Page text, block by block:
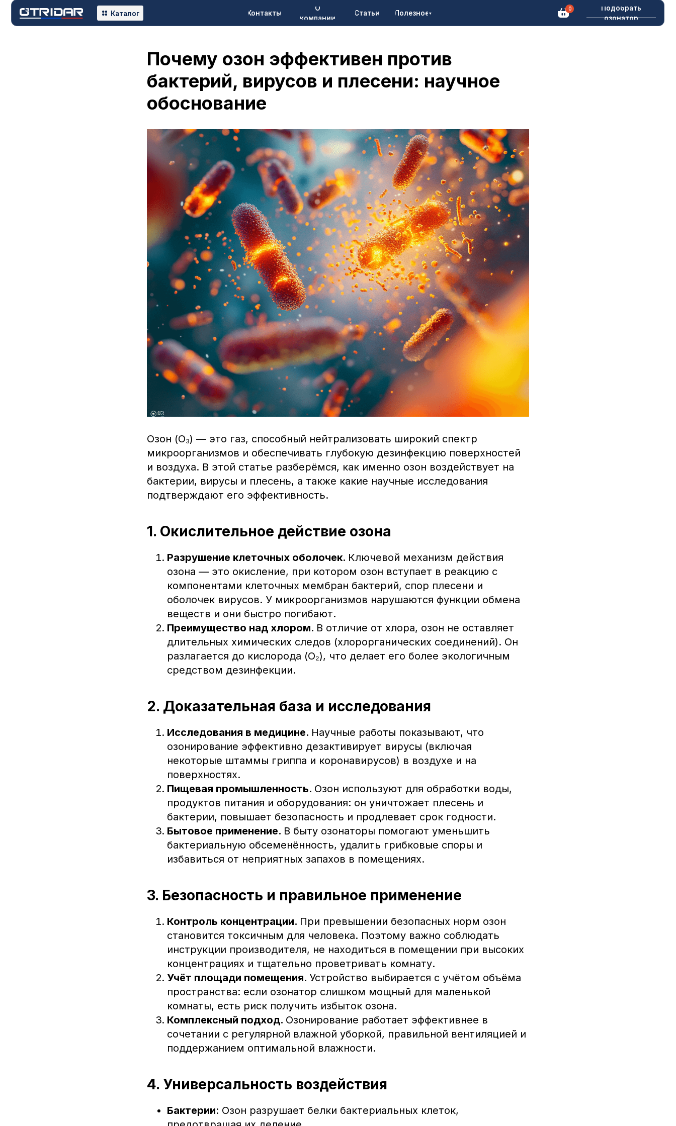
Каталог
Подобрать
озонатор
Полезное
Статьи
компании
Контакты
Почему озон эффективен против
бактерий, вирусов и плесени: научное
обоснование
Озон (O₃) — это газ, способный нейтрализовать широкий спектр
микроорганизмов и обеспечивать глубокую дезинфекцию поверхностей
и воздуха. В этой статье разберёмся, как именно озон воздействует на
бактерии, вирусы и плесень, а также какие научные исследования
подтверждают его эффективность.
1. Окислительное действие озона
Разрушение клеточных оболочек. Ключевой механизм действия
озона — это окисление, при котором озон вступает в реакцию с
компонентами клеточных мембран бактерий, спор плесени и
оболочек вирусов. У микроорганизмов нарушаются функции обмена
веществ и они быстро погибают.
Преимущество над хлором. В отличие от хлора, озон не оставляет
длительных химических следов (хлорорганических соединений). Он
разлагается до кислорода (O₂), что делает его более экологичным
средством дезинфекции.
2. Доказательная база и исследования
Исследования в медицине. Научные работы показывают, что
озонирование эффективно дезактивирует вирусы (включая
некоторые штаммы гриппа и коронавирусов) в воздухе и на
поверхностях.
Пищевая промышленность. Озон используют для обработки воды,
продуктов питания и оборудования: он уничтожает плесень и
бактерии, повышает безопасность и продлевает срок годности.
Бытовое применение. В быту озонаторы помогают уменьшить
бактериальную обсеменённость, удалить грибковые споры и
избавиться от неприятных запахов в помещениях.
3. Безопасность и правильное применение
Контроль концентрации. При превышении безопасных норм озон
становится токсичным для человека. Поэтому важно соблюдать
инструкции производителя, не находиться в помещении при высоких
концентрациях и тщательно проветривать комнату.
Учёт площади помещения. Устройство выбирается с учётом объёма
пространства: если озонатор слишком мощный для маленькой
комнаты, есть риск получить избыток озона.
Комплексный подход. Озонирование работает эффективнее в
сочетании с регулярной влажной уборкой, правильной вентиляцией и
поддержанием оптимальной влажности.
4. Универсальность воздействия
Бактерии: Озон разрушает белки бактериальных клеток,